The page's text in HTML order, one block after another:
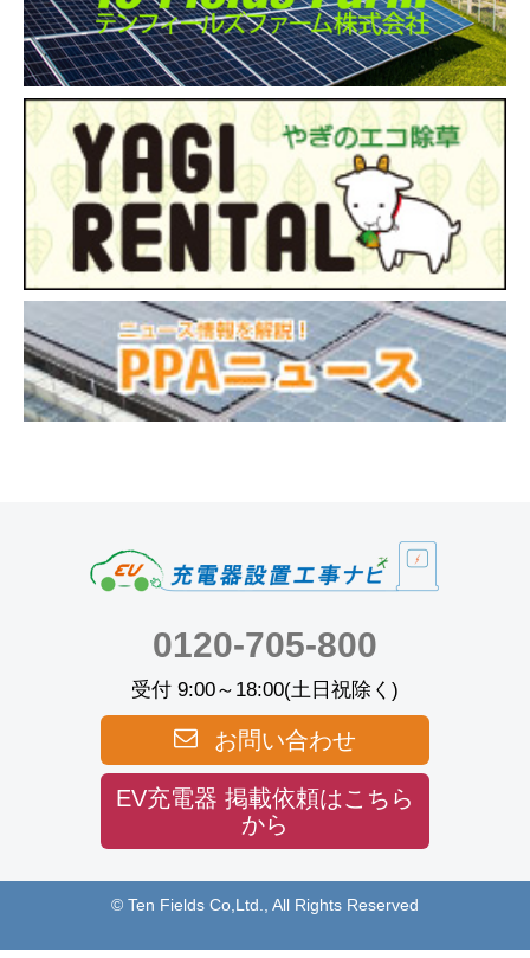
0120-705-800
受付 9:00～18:00(土日祝除く)
お問い合わせ
EV充電器 掲載依頼はこちら
から
© Ten Fields Co,Ltd., All Rights Reserved